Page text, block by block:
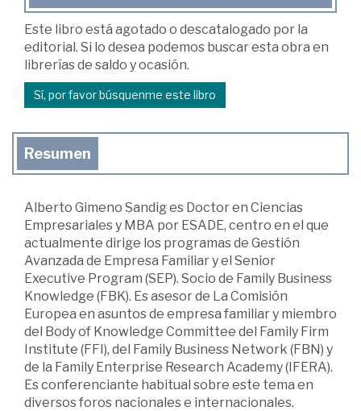
Este libro está agotado o descatalogado por la
editorial. Si lo desea podemos buscar esta obra en
librerías de saldo y ocasión.
Sí, por favor búsquenme este libro
Resumen
Alberto Gimeno Sandig es Doctor en Ciencias
Empresariales y MBA por ESADE, centro en el que
actualmente dirige los programas de Gestión
Avanzada de Empresa Familiar y el Senior
Executive Program (SEP). Socio de Family Business
Knowledge (FBK). Es asesor de La Comisión
Europea en asuntos de empresa familiar y miembro
del Body of Knowledge Committee del Family Firm
Institute (FFI), del Family Business Network (FBN) y
de la Family Enterprise Research Academy (IFERA).
Es conferenciante habitual sobre este tema en
diversos foros nacionales e internacionales.